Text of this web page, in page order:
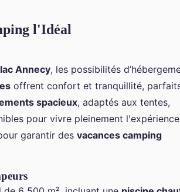
l'Idéal
lac Annecy, les possibilités
offrent confort et tranquillité,
spacieux, adaptés aux tentes,
pour vivre pleinement
garantir des vacances camping